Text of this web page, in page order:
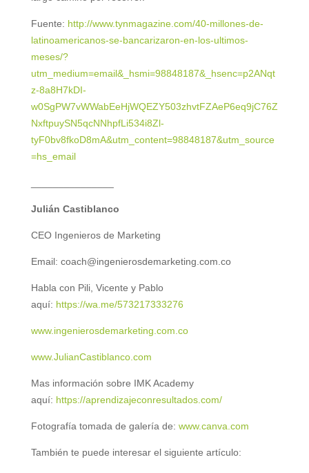
Fuente: http://www.tynmagazine.com/40-millones-de-
latinoamericanos-se-bancarizaron-en-los-ultimos-
meses/?
utm_medium=email&_hsmi=98848187&_hsenc=p2ANqt
z-8a8H7kDI-
w0SgPW7vWWabEeHjWQEZY503zhvtFZAeP6eq9jC76Z
NxftpuySN5qcNNhpfLi534i8Zl-
tyF0bv8fkoD8mA&utm_content=98848187&utm_source
=hs_email
Julián Castiblanco
CEO Ingenieros de Marketing
Email: coach@ingenierosdemarketing.com.co
Habla con Pili, Vicente y Pablo
aquí: https://wa.me/573217333276
www.ingenierosdemarketing.com.co
www.JulianCastiblanco.com
Mas información sobre IMK Academy
aquí: https://aprendizajeconresultados.com/
Fotografía tomada de galería de: www.canva.com
También te puede interesar el siguiente artículo: